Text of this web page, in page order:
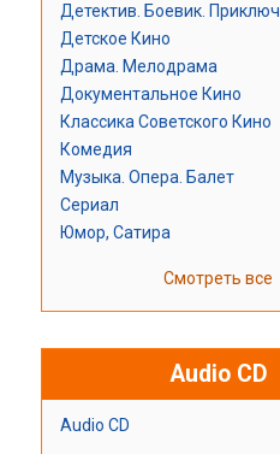
Детектив. Боевик.
Детское Кино
Драма. Мелодрама
Документальное Кино
Классика Советского Кино
Комедия
Музыка. Опера. Балет
Сериал
Юмор, Сатира
Смотреть все
Audio CD
Audio CD